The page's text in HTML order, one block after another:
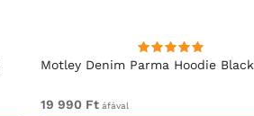
Motley Denim Parma Hoodie Black
19 990 Ft áfával